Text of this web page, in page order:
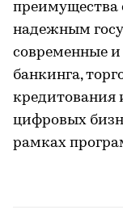
преимущества
надежным
современные
банкинга,
кредитования
цифровых
рамках